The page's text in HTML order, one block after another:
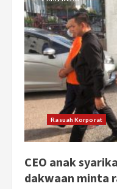
Rasuah Korporat
CEO anak
dakwaan minta